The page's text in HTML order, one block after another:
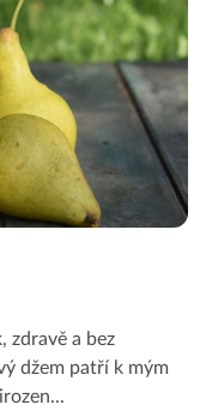
zdravě a bez
džem patří k mým
...